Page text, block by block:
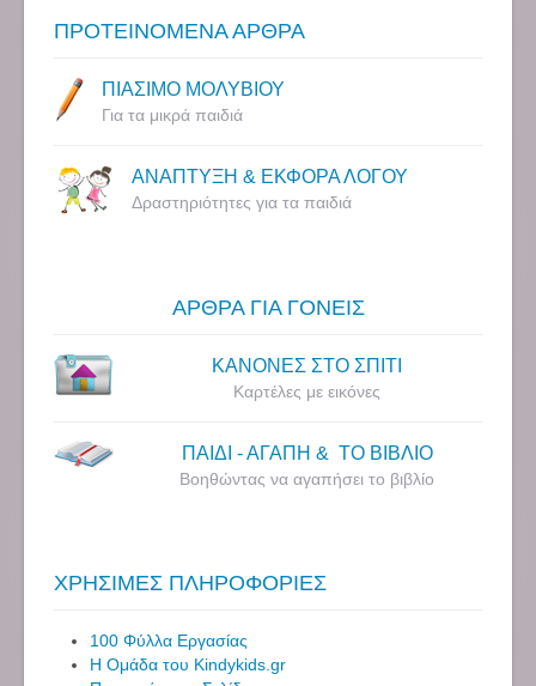
ΠΡΟΤΕΙΝΟΜΕΝΑ ΑΡΘΡΑ
ΠΙΑΣΙΜΟ ΜΟΛΥΒΙΟΥ
Για τα μικρά παιδιά
ΑΝΑΠΤΥΞΗ & ΕΚΦΟΡΑ ΛΟΓΟΥ
Δραστηριότητες για τα παιδιά
ΑΡΘΡΑ ΓΙΑ ΓΟΝΕΙΣ
ΚΑΝΟΝΕΣ ΣΤΟ ΣΠΙΤΙ
Καρτέλες με εικόνες
ΠΑΙΔΙ - ΑΓΑΠΗ & ΤΟ ΒΙΒΛΙΟ
Βοηθώντας να αγαπήσει το βιβλίο
ΧΡΗΣΙΜΕΣ ΠΛΗΡΟΦΟΡΙΕΣ
100 Φύλλα Εργασίας
Η Ομάδα του Kindykids.gr